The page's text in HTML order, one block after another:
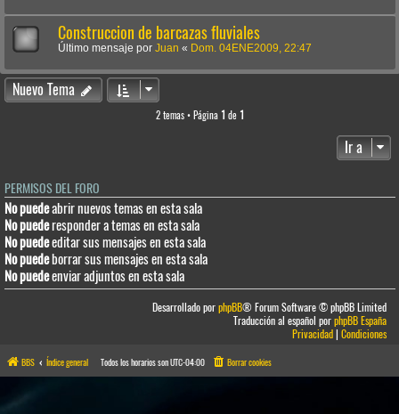
Construccion de barcazas fluviales
Último mensaje por Juan « Dom. 04ENE2009, 22:47
Nuevo Tema
2 temas • Página 1 de 1
Ir a
PERMISOS DEL FORO
No puedeabrir nuevos temas en esta sala
No puederesponder a temas en esta sala
No puedeeditar sus mensajes en esta sala
No puedeborrar sus mensajes en esta sala
No puedeenviar adjuntos en esta sala
Desarrollado porphpBB® Forum Software © phpBB Limited
Traducción al español porphpBB España
Privacidad|Condiciones
BBS Índice general Todos los horarios sonUTC-04:00 Borrar cookies